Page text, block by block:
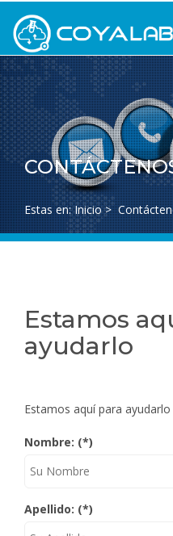
Estas en:Inicio>
Estamos
ayudarlo
Estamos aquí para ayudarlo
Nombre: (*)
Apellido: (*)